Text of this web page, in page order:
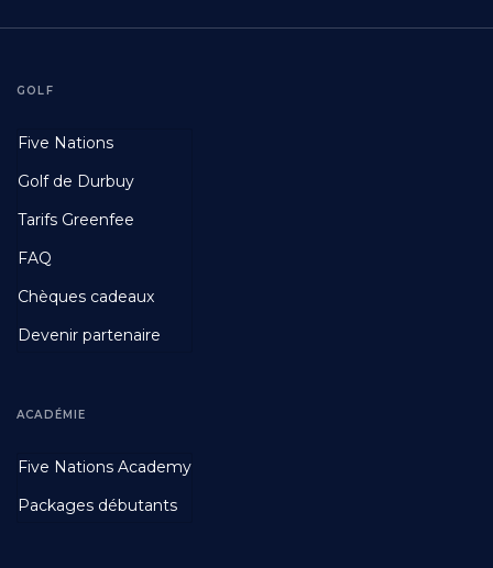
Footer
First
GOLF
Five Nations
Golf de Durbuy
Tarifs Greenfee
FAQ
Chèques cadeaux
Devenir partenaire
Footer
Second
ACADÉMIE
Five Nations Academy
Packages débutants